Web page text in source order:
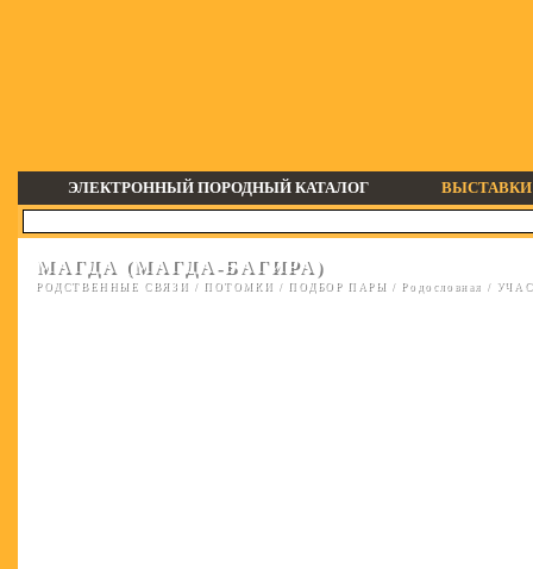
ЭЛЕКТРОННЫЙ ПОРОДНЫЙ КАТАЛОГ ВЫСТАВКИ
МАГДА (МАГДА-БАГИРА)
РОДСТВЕННЫЕ СВЯЗИ / ПОТОМКИ / ПОДБОР ПАРЫ / Родословная /